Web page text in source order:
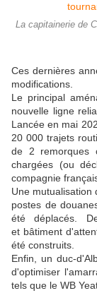
La capitainerie de
Ces dernières
modifications.
Le principal
nouvelle ligne
Lancée en mai
20 000 trajets
de 2 remorques
chargées (ou
compagnie
Une mutualisation
postes de
été déplacés.
et bâtiment
été construits.
Enfin, un duc-
d'optimiser
tels que le WB